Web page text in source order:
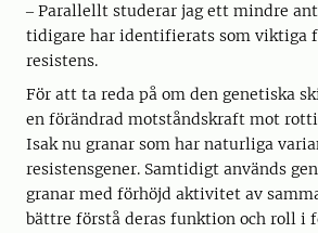
‒ Parallellt studerar jag ett mindre
tidigare har identifierats som viktiga
resistens.
För att ta reda på om den genetiska
en förändrad motståndskraft mot
Isak nu granar som har naturliga
resistensgener. Samtidigt används
granar med förhöjd aktivitet av
bättre förstå deras funktion och roll i